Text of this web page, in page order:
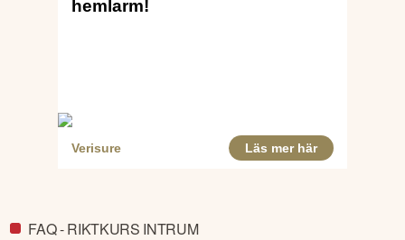
FAQ - RIKTKURS INTRUM